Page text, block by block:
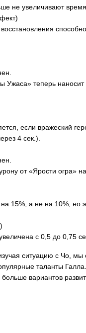
не увеличивают
Ужаса» теперь
если вражеский
4 сек.).
от «Ярости огра»
15%, а не на 10%, но
с 0,5 до 0,75
ситуацию с Чо, мы
таланты
вариантов